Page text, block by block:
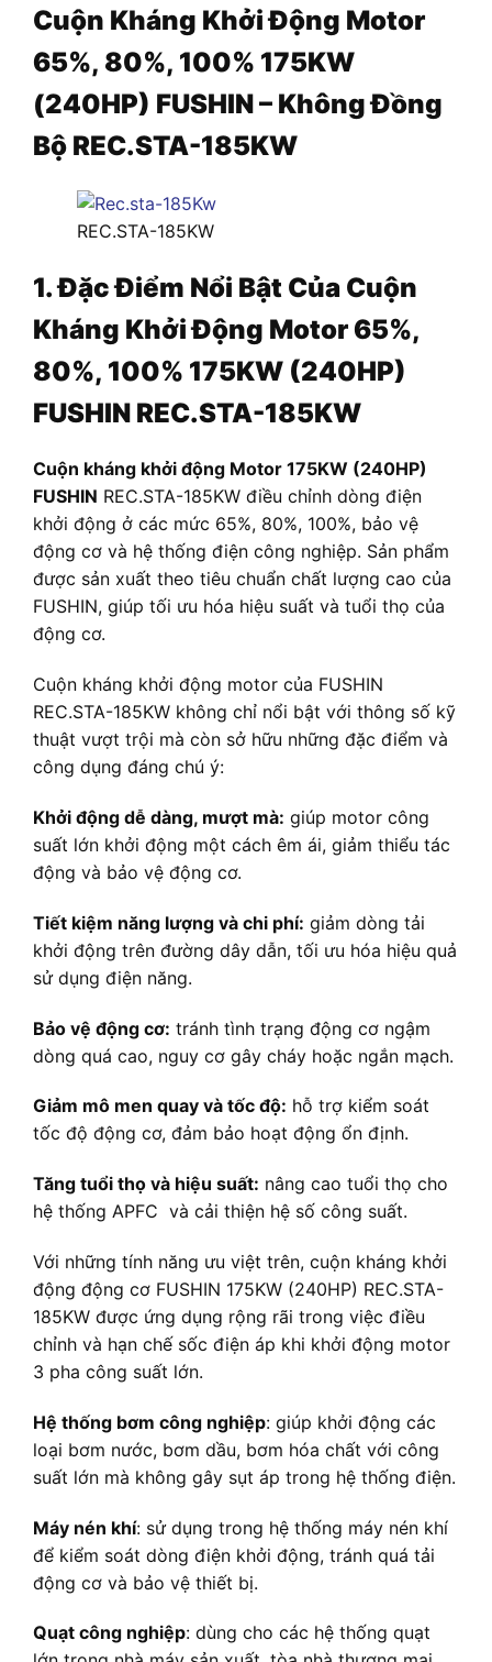
Cuộn Kháng Khởi Động Motor
65%, 80%, 100% 175KW
(240HP) FUSHIN – Không Đồng
Bộ REC.STA-185KW
REC.STA-185KW
1. Đặc Điểm Nổi Bật Của Cuộn
Kháng Khởi Động Motor 65%,
80%, 100% 175KW (240HP)
FUSHIN REC.STA-185KW
Cuộn kháng khởi động Motor 175KW (240HP)
FUSHIN REC.STA-185KW điều chỉnh dòng điện
khởi động ở các mức 65%, 80%, 100%, bảo vệ
động cơ và hệ thống điện công nghiệp. Sản phẩm
được sản xuất theo tiêu chuẩn chất lượng cao của
FUSHIN, giúp tối ưu hóa hiệu suất và tuổi thọ của
động cơ.
Cuộn kháng khởi động motor của FUSHIN
REC.STA-185KW không chỉ nổi bật với thông số kỹ
thuật vượt trội mà còn sở hữu những đặc điểm và
công dụng đáng chú ý:
Khởi động dễ dàng, mượt mà: giúp motor công
suất lớn khởi động một cách êm ái, giảm thiểu tác
động và bảo vệ động cơ.
Tiết kiệm năng lượng và chi phí: giảm dòng tải
khởi động trên đường dây dẫn, tối ưu hóa hiệu quả
sử dụng điện năng.
Bảo vệ động cơ: tránh tình trạng động cơ ngậm
dòng quá cao, nguy cơ gây cháy hoặc ngắn mạch.
Giảm mô men quay và tốc độ: hỗ trợ kiểm soát
tốc độ động cơ, đảm bảo hoạt động ổn định.
Tăng tuổi thọ và hiệu suất: nâng cao tuổi thọ cho
hệ thống APFC và cải thiện hệ số công suất.
Với những tính năng ưu việt trên, cuộn kháng khởi
động động cơ FUSHIN 175KW (240HP) REC.STA-
185KW được ứng dụng rộng rãi trong việc điều
chỉnh và hạn chế sốc điện áp khi khởi động motor
3 pha công suất lớn.
Hệ thống bơm công nghiệp: giúp khởi động các
loại bơm nước, bơm dầu, bơm hóa chất với công
suất lớn mà không gây sụt áp trong hệ thống điện.
Máy nén khí: sử dụng trong hệ thống máy nén khí
để kiểm soát dòng điện khởi động, tránh quá tải
động cơ và bảo vệ thiết bị.
Quạt công nghiệp: dùng cho các hệ thống quạt